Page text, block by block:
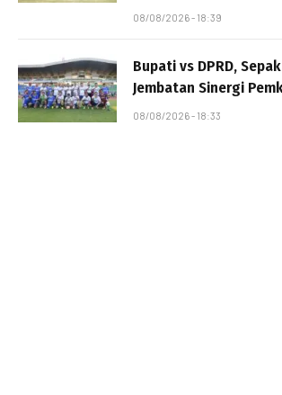
08/08/2026 - 18:39
Bupati vs DPRD,
Jembatan Sinergi
08/08/2026 - 18:33